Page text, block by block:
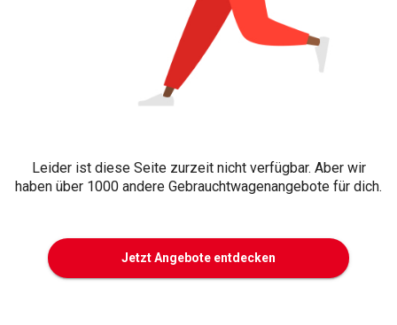
Leider ist diese Seite zurzeit nicht verfügbar. Aber wir
haben über 1000 andere Gebrauchtwagenangebote für dich.
Jetzt Angebote entdecken